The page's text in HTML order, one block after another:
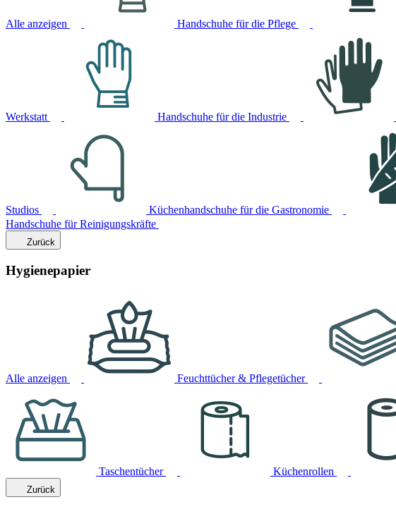
Alle anzeigen Handschuhe für die Pflege
Werkstatt Handschuhe für die Industrie
Studios Küchenhandschuhe für die Gastronomie
Handschuhe für Reinigungskräfte
Zurück
Hygienepapier
Alle anzeigen Feuchttücher & Pflegetücher
Taschentücher Küchenrollen
Zurück